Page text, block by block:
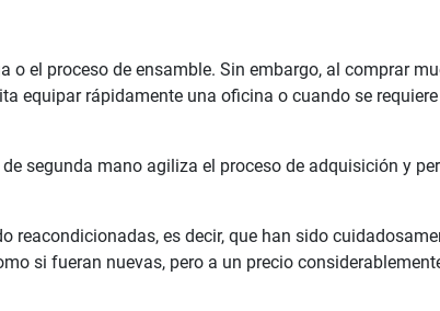
el proceso de ensamble. Sin embargo, al comprar
equipar rápidamente una oficina o cuando se
segunda mano agiliza el proceso de adquisición y
reacondicionadas, es decir, que han sido
si fueran nuevas, pero a un precio